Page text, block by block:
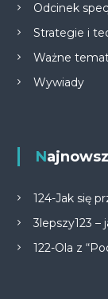
Odcinek
Strategie i
Ważne
Wywiady
124-Jak się
3lepszy123
122-Ola z